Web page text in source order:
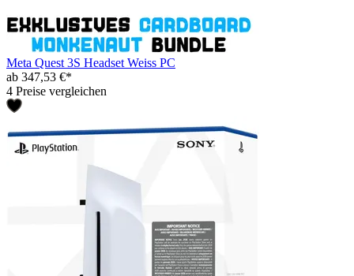
Meta Quest 3S Headset Weiss PC
ab 347,53 €*
4 Preise vergleichen